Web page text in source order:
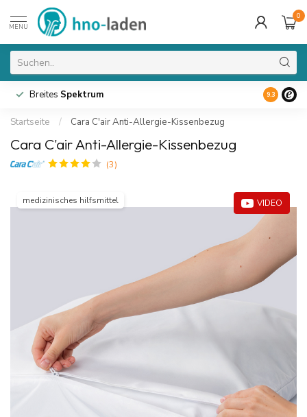
MENU
0
Breites Spektrum 9.3
Startseite / Cara C'air Anti-Allergie-Kissenbezug
Cara C'air Anti-Allergie-Kissenbezug
(3)
medizinisches hilfsmittel VIDEO